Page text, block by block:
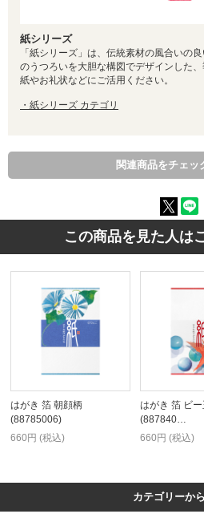
紙シリーズ
「紙シリーズ」は、伝統素材の風合いの
のうつろいを大胆な構図でデザインした
紙やお礼状などにご活用ください。
・紙シリーズ カテゴリ
関連商品をチェッ
この商品を見た人は
はがき 箔 朝顔柄
(88785006)
660円 (税込)
はがき 箔 ビ
(887840…
660円 (税込)
カテゴリーか